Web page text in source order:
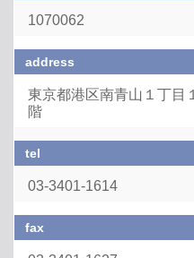
1070062
address
東京都港区南青山１丁
階
tel
03-3401-1614
fax